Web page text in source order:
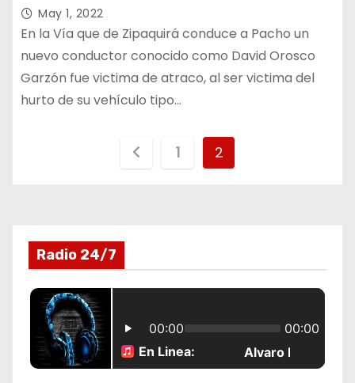
May 1, 2022
En la Vía que de Zipaquirá conduce a Pacho un
nuevo conductor conocido como David Orosco
Garzón fue victima de atraco, al ser victima del
hurto de su vehículo tipo…
i
n
a
c
1 2
Radio 24/7